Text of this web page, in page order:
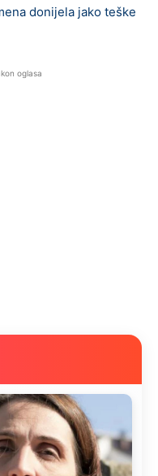
donijela jako teške
oglasa